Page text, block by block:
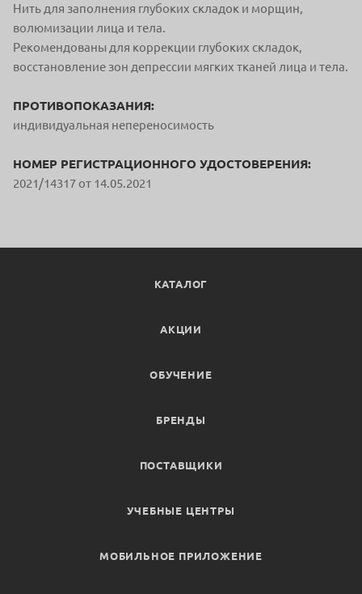
Нить для заполнения глубоких складок и морщин,
волюмизации лица и тела.
Рекомендованы для коррекции глубоких складок,
восстановление зон депрессии мягких тканей лица и тела.
ПРОТИВОПОКАЗАНИЯ:
индивидуальная непереносимость
НОМЕР РЕГИСТРАЦИОННОГО УДОСТОВЕРЕНИЯ:
2021/14317 от 14.05.2021
КАТАЛОГ
АКЦИИ
ОБУЧЕНИЕ
БРЕНДЫ
ПОСТАВЩИКИ
УЧЕБНЫЕ ЦЕНТРЫ
МОБИЛЬНОЕ ПРИЛОЖЕНИЕ